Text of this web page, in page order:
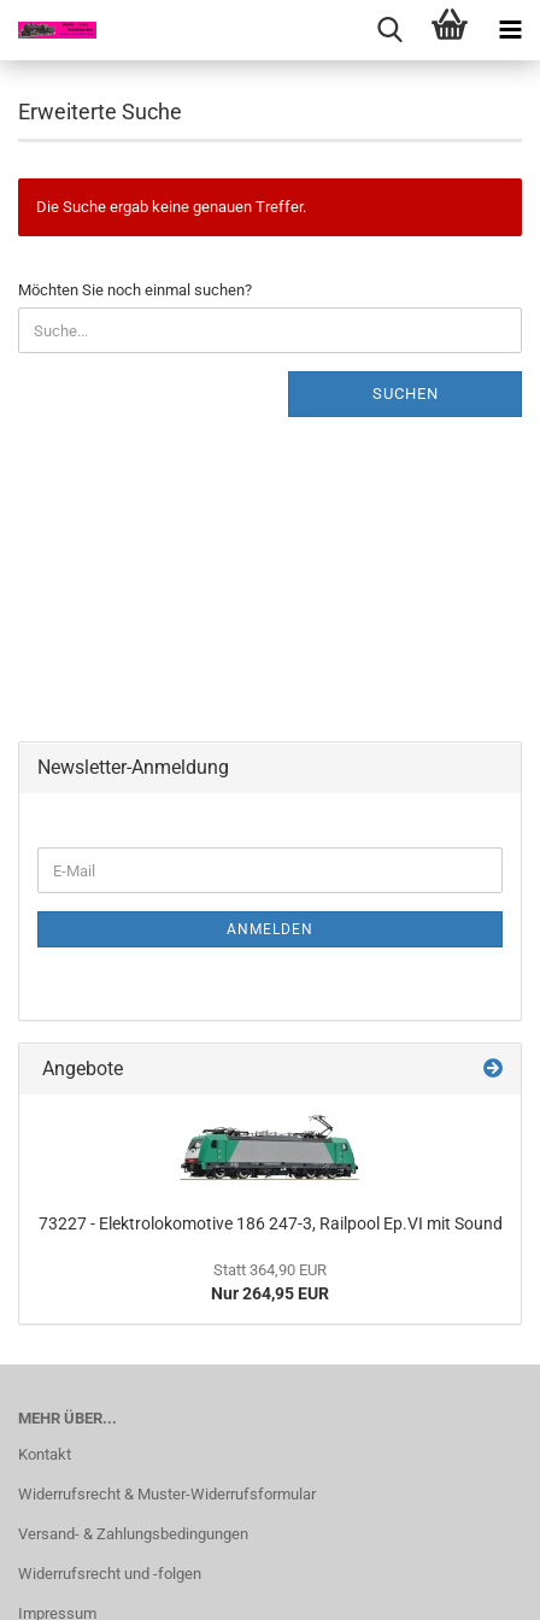
Erweiterte Suche
Die Suche ergab keine genauen Treffer.
MÖCHTEN
SIE
NOCH
EINMAL
Möchten Sie noch einmal suchen?
SUCHEN
Newsletter-Anmeldung
ZUR
E-
Mail
ANMELDEN
Angebote
73227 - Elektrolokomotive 186 247-3, Railpool Ep.VI mit Sound
Statt 364,90 EUR
Nur 264,95 EUR
MEHR ÜBER...
Kontakt
Widerrufsrecht & Muster-Widerrufsformular
Versand- & Zahlungsbedingungen
Widerrufsrecht und -folgen
Impressum